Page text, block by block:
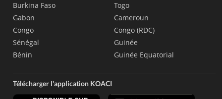
Burkina Faso
Gabon
Congo
Sénégal
Bénin
Togo
Cameroun
Congo (RDC)
Guinée
Guinée Equatorial
Télécharger l'application KOACI